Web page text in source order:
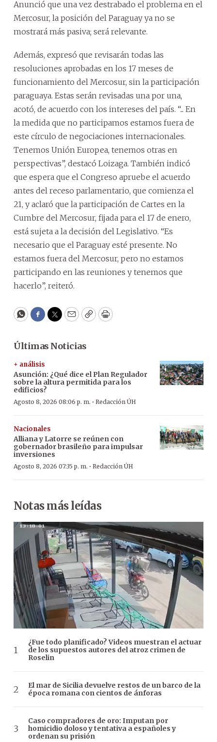
Anunció que una vez destrabado el problema en el
Mercosur, la posición del Paraguay ya no se
mostrará más pasiva; será relevante.
Además, expresó que revisarán todas las
resoluciones aprobadas en los 17 meses de
funcionamiento del Mercosur, sin la participación
paraguaya. Estas serán revisadas una por una,
acotó, de acuerdo con los intereses del país. “... En
la medida que no participamos estamos fuera de
este círculo de negociaciones internacionales.
Tenemos Unión Europea, tenemos otras en
perspectivas”, destacó Loizaga. También indicó
que espera que el Congreso apruebe el acuerdo
antes del receso parlamentario, que comienza el
21, y aclaró que la participación de Cartes en la
Cumbre del Mercosur, fijada para el 17 de enero,
está sujeta a la decisión del Legislativo. “Es
necesario que el Paraguay esté presente. No
estamos fuera del Mercosur, pero no estamos
participando en las reuniones y tenemos que
hacerlo”, reiteró.
WhatsApp
Facebook
Twitter
EmailCopyPrint
Últimas Noticias
+ análisis
Asunción: ¿Qué dice el Plan Regulador
sobre la altura permitida para los
edificios?
Agosto 8, 2026 08:06 p. m. · Redacción ÚH
Nacionales
Alliana y Latorre se reúnen con
gobernador brasileño para impulsar
inversiones
Agosto 8, 2026 07:35 p. m. · Redacción ÚH
Notas más leídas
¿Fue todo planificado? Videos muestran el actuar
de los supuestos autores del atroz crimen de
Roselin
El mar de Sicilia devuelve restos de un barco de la
época romana con cientos de ánforas
Caso compradores de oro: Imputan por
homicidio doloso y tentativa a españoles y
ordenan su prisión